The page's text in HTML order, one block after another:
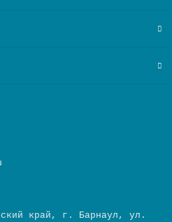
край, г. Барнаул, ул.